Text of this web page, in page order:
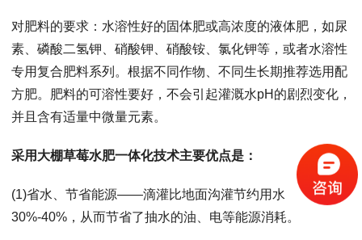
对肥料的要求：水溶性好的固体肥或高浓度的液体肥，如尿
素、磷酸二氢钾、硝酸钾、硝酸铵、氯化钾等，或者水溶性
专用复合肥料系列。根据不同作物、不同生长期推荐选用配
方肥。肥料的可溶性要好，不会引起灌溉水pH的剧烈变化，
并且含有适量中微量元素。
采用大棚草莓水肥一体化技术主要优点是：
(1)省水、节省能源——滴灌比地面沟灌节约用水
30%-40%，从而节省了抽水的油、电等能源消耗。